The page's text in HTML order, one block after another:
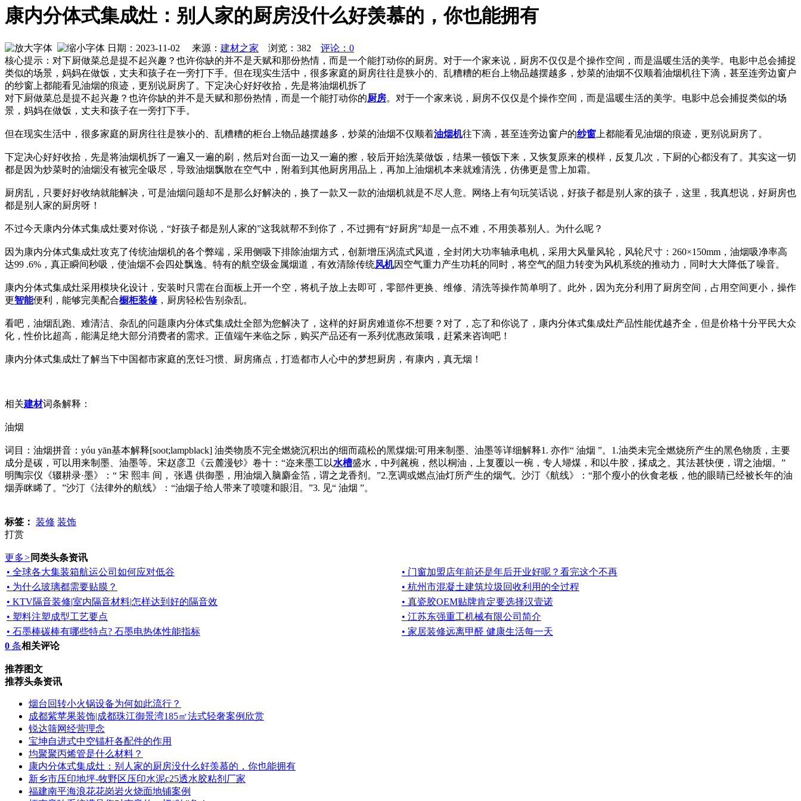
康内分体式集成灶：别人家的厨房没什么好羡慕的，你也能拥有
日期：2023-11-02 来源： 建材之家 浏览： 382
评论：0
核心提示：对下厨做菜总是提不起兴趣？也许你缺的并不是天赋和那份热情，而是一个能打动你的厨房。对于一个家来说，厨房不仅仅是个操作空间，而是温暖生活的美学。电影中总会捕捉
类似的场景，妈妈在做饭，丈夫和孩子在一旁打下手。但在现实生活中，很多家庭的厨房往往是狭小的、乱糟糟的柜台上物品越摆越多，炒菜的油烟不仅顺着油烟机往下滴，甚至连旁边窗户
的纱窗上都能看见油烟的痕迹，更别说厨房了。下定决心好好收拾，先是将油烟机拆了
对下厨做菜总是提不起兴趣？也许你缺的并不是天赋和那份热情，而是一个能打动你的厨房。对于一个家来说，厨房不仅仅是个操作空间，而是温暖生活的美学。电影中总会捕捉类似的场
景，妈妈在做饭，丈夫和孩子在一旁打下手。
但在现实生活中，很多家庭的厨房往往是狭小的、乱糟糟的柜台上物品越摆越多，炒菜的油烟不仅顺着油烟机往下滴，甚至连旁边窗户的纱窗 上都能看见油烟的痕迹，更别说厨房了。
下定决心好好收拾，先是将油烟机拆了一遍又一遍的刷，然后对台面一边又一遍的擦，较后开始洗菜做饭，结果一顿饭下来，又恢复原来的模样，反复几次，下厨的心都没有了。其实这一切
都是因为炒菜时的油烟没有被完全吸尽，导致油烟飘散在空气中，附着到其他厨房用品上，再加上油烟机本来就难清洗，仿佛更是雪上加霜。
厨房乱，只要好好收纳就能解决，可是油烟问题却不是那么好解决的，换了一款又一款的油烟机就是不尽人意。网络上有句玩笑话说，好孩子都是别人家的孩子，这里，我真想说，好厨房也
都是别人家的厨房呀！
不过今天康内分体式集成灶要对你说，“好孩子都是别人家的”这我就帮不到你了，不过拥有“好厨房”却是一点不难，不用羡慕别人。为什么呢？
因为康内分体式集成灶攻克了传统油烟机的各个弊端，采用侧吸下排除油烟方式，创新增压涡流式风道，全封闭大功率轴承电机，采用大风量风轮，风轮尺寸：260×150mm，油烟吸净率高
达99 .6%，真正瞬间秒吸，使油烟不会四处飘逸。特有的航空级金属烟道，有效清除传统风机因空气重力产生功耗的同时，将空气的阻力转变为风机系统的推动力，同时大大降低了噪音。
康内分体式集成灶采用模块化设计，安装时只需在台面板上开一个空，将机子放上去即可，零部件更换、维修、清洗等操作简单明了。此外，因为充分利用了厨房空间，占用空间更小，操作
更智能便利，能够完美配合橱柜装修 ，厨房轻松告别杂乱。
看吧，油烟乱跑、难清洁、杂乱的问题康内分体式集成灶全部为您解决了，这样的好厨房难道你不想要？对了，忘了和你说了，康内分体式集成灶产品性能优越齐全，但是价格十分平民大众
化，性价比超高，能满足绝大部分消费者的需求。正值端午来临之际，购买产品还有一系列优惠政策哦，赶紧来咨询吧！
康内分体式集成灶了解当下中国都市家庭的烹饪习惯、厨房痛点，打造都市人心中的梦想厨房，有康内，真无烟！
相关建材词条解释：
油烟
词目：油烟拼音：yóu yān基本解释[soot;lampblack] 油类物质不完全燃烧沉积出的细而疏松的黑煤烟;可用来制墨、油墨等详细解释1. 亦作“ 油烟 ”。1.油类未完全燃烧所产生的黑色物质，主要
成分是碳，可以用来制墨、油墨等。宋赵彦卫《云麓漫钞》卷十：“迩来墨工以水槽盛水，中列麄椀，然以桐油，上复覆以一椀，专人埽煤，和以牛胶，揉成之。其法甚快便，谓之油烟。”
明陶宗仪《辍耕录·墨》：“ 宋 熙丰 间， 张遇 供御墨，用油烟入脑麝金箔，谓之龙香剂。”2.烹调或燃点油灯所产生的烟气。沙汀《航线》：“那个瘦小的伙食老板，他的眼睛已经被长年的油
烟弄眯睎了。”沙汀《法律外的航线》：“油烟子给人带来了喷嚏和眼泪。”3. 见“ 油烟 ”。
标签： 装修 装饰
打赏
更多> 同类头条资讯
• 全球各大集装箱航运公司如何应对低谷
• 门窗加盟店年前还是年后开业好呢？看完这个不再
• 为什么玻璃都需要贴膜？
• 杭州市混凝土建筑垃圾回收利用的全过程
• KTV隔音装修|室内隔音材料|怎样达到好的隔音效
• 真瓷胶OEM贴牌肯定要选择汉壹诺
• 塑料注塑成型工艺要点
• 江苏东强重工机械有限公司简介
• 石墨棒碳棒有哪些特点? 石墨电热体性能指标
• 家居装修远离甲醛 健康生活每一天
0 条相关评论
推荐图文
推荐头条资讯
烟台回转小火锅设备为何如此流行？
成都紫苹果装饰|成都珠江御景湾185㎡法式轻奢案例欣赏
锐达筛网经营理念
宝坤自进式中空锚杆各配件的作用
均聚聚丙烯管是什么材料？
康内分体式集成灶：别人家的厨房没什么好羡慕的，你也能拥有
新乡市压印地坪-牧野区压印水泥c25透水胶粘剂厂家
福建南平海浪花花岗岩火烧面地铺案例